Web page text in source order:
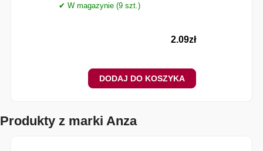
✔ W magazynie (9 szt.)
2.09zł
DODAJ DO KOSZYKA
Produkty z marki Anza